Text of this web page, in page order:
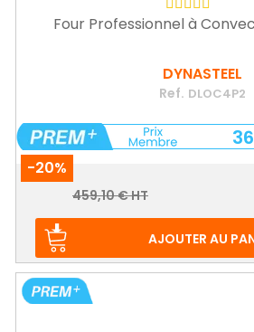
Four Professionnel à
DYNASTEEL
Ref. DLOC4P2
-20%
Prix
Prix
459,10 € HT
AJOUTER AU